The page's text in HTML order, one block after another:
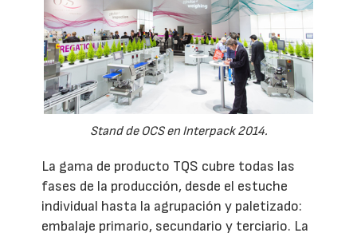
Stand de OCS en Interpack 2014.
La gama de producto TQS cubre todas las
fases de la producción, desde el estuche
individual hasta la agrupación y paletizado:
embalaje primario, secundario y terciario. La